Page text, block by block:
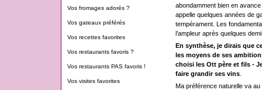
Vos fromages adorés ?
Vos gateaux préférés
Vos recettes favorites
Vos restaurants favoris ?
Vos restaurants PAS favoris !
Vos visites favorites
abondamment bien en
appelle quelques années de
tempérament. Les
l’ampleur après quelques
En synthèse, je dirais que
les moyens de ses
choisi les Ott père et fils -
faire grandir ses vins.
Ma préférence naturelle va